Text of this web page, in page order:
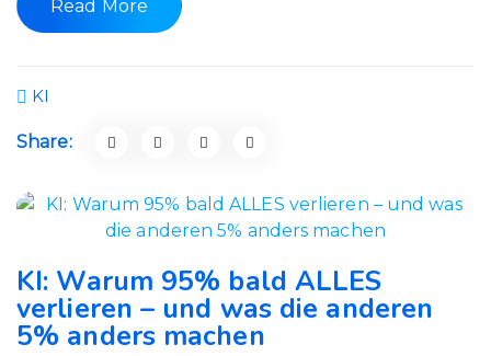
Read More
KI
Share:
KI: Warum 95% bald ALLES
verlieren – und was die anderen
5% anders machen